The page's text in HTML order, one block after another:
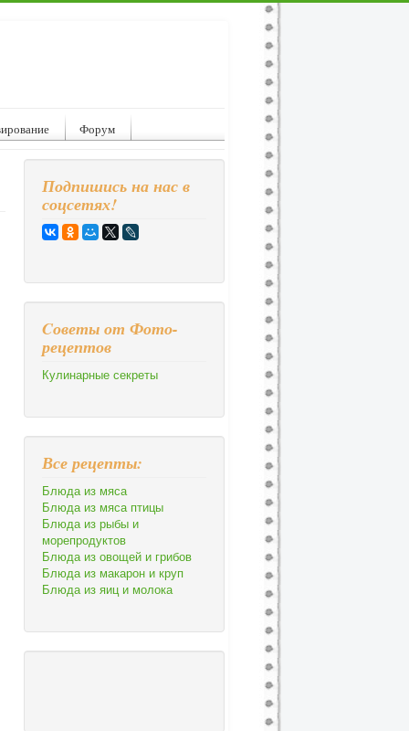
Форум
Подпишись на нас в
соцсетях!
Cоветы от Фото-
рецептов
Кулинарные секреты
Все рецепты:
Блюда из мяса
Блюда из мяса птицы
Блюда из рыбы и
морепродуктов
Блюда из овощей и грибов
Блюда из макарон и круп
Блюда из яиц и молока